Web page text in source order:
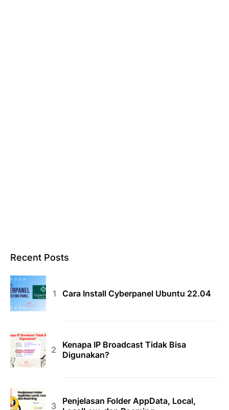
Recent Posts
Cara Install Cyberpanel Ubuntu 22.04
Kenapa IP Broadcast Tidak Bisa
Digunakan?
Penjelasan Folder AppData, Local,